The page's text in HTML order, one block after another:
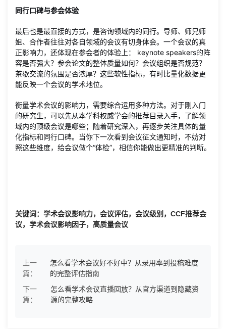
同行口碑与参会体验
最后也是最直接的方式，是咨询领域内的同行。导师、师兄师
姐、合作者往往对各自领域的会议有切身体会。一个会议的真
正影响力，还体现在参会者的体验上： keynote speakers的阵
容是否强大？参会论文的整体质量如何？会议组织是否规范？
茶歇交流的氛围是否浓厚？这些软性指标，有时比量化数据更
能反映一个会议的学术地位。
衡量学术会议的影响力，需要综合运用多种方法。对于刚入门
的研究生，可以先从本学科权威学会的推荐目录入手，了解领
域内的顶级会议是哪些；随着研究深入，再逐步关注具体的量
化指标和同行口碑。当你下一次看到会议征文通知时，不妨对
照这些维度，给会议做个“体检”，相信你能做出更精准的判断。
关键词：学术会议影响力，会议评估，会议级别，CCF推荐会
议，学术会议影响因子，高质量会议
上一
篇：
怎么看学术会议好不好中？从录用率到投稿难度
的完整评估指南
下一
篇：
怎么看学术会议直播回放？从官方渠道到隐藏资
源的完整攻略